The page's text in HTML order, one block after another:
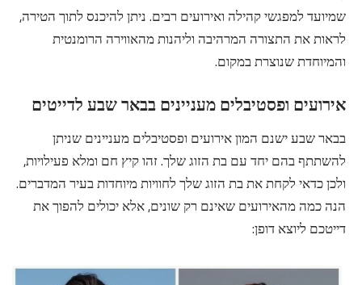
שמיועד למפגשי קהילה ואירועים רבים. ניתן להיכנס לתוך הטירה,
לראות את התצורה המרהיבה וליהנות מהאווירה הרומנטית
והמיוחדת שנוצרת במקום.
אירועים ופסטיבלים מעניינים בבאר שבע לדייטים
בבאר שבע ישנם המון אירועים ופסטיבלים מעניינים שניתן
להשתתף בהם יחד עם בת הזוג שלך. זהו קיץ חם ומלא פעילויות,
ולכן כדאי לקחת את בת הזוג שלך לחוויות מיוחדות בעיר המדברים.
הנה כמה מהאירועים שאינם רק שונים, אלא יכולים להפוך את
דייטכם ליוצא דופן: